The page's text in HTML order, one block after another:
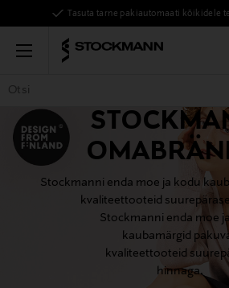
Tasuta tarne pakiautomaati kõikidele
Menu
KÕIK TOOTED NAISED MEHED
Stockmanni enda moe ja kodu
kvaliteettooteid
Stockmanni enda moe
kaubamärgid
kvaliteettooteid
hinnaga.